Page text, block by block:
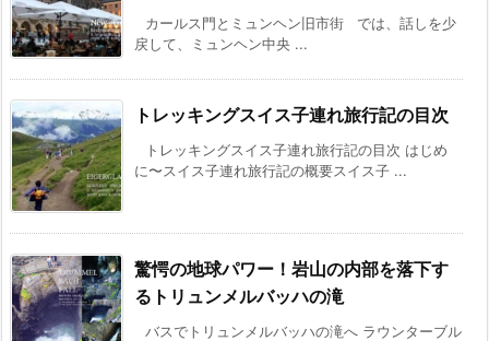
カールス門とミュンヘン旧市街 では、話しを少
戻して、ミュンヘン中央 ...
トレッキングスイス子連れ旅行記の目次
トレッキングスイス子連れ旅行記の目次 はじめ
に〜スイス子連れ旅行記の概要スイス子 ...
驚愕の地球パワー！岩山の内部を落下す
るトリュンメルバッハの滝
バスでトリュンメルバッハの滝へ ラウンターブル